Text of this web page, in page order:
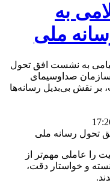
به
ملی
به نشست افق تحول
صداوسیمای
بر نقش بی‌بدیل رسانه‌ها
را عاملی مهم‌تر از
و خواستار دقت،